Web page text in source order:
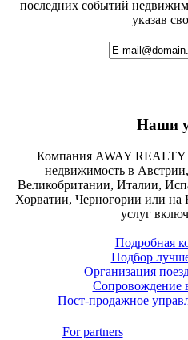
последних событий
указав
Наши
Компания AWAY REALTY
недвижимость в
Великобритании, Италии,
Хорватии, Черногории или
услуг
Подробная
Подбор
Организация
Сопровождение
Пост-продажное
For partners